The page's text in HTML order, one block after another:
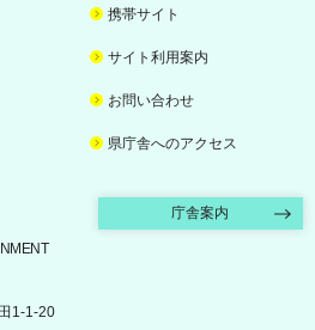
携帯サイト
サイト利用案内
お問い合わせ
県庁舎へのアクセス
庁舎案内
1-1-20